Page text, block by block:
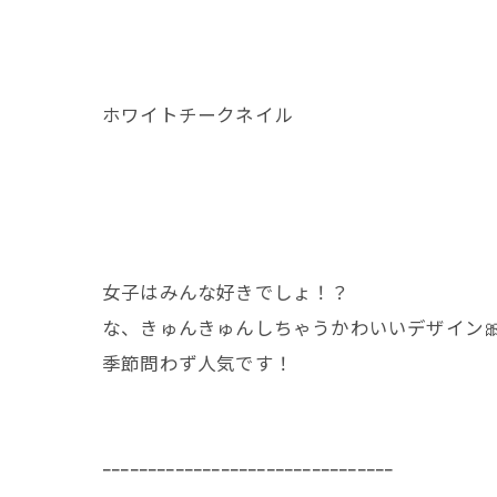
ホワイトチークネイル
女子はみんな好きでしょ！？
な、きゅんきゅんしちゃうかわいいデザイン
季節問わず人気です！
ｰｰｰｰｰｰｰｰｰｰｰｰｰｰｰｰｰｰｰｰｰｰｰｰｰｰｰｰｰｰｰｰ